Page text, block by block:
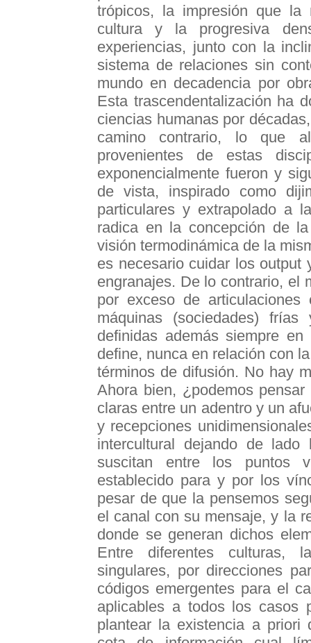
trópicos, la impresión que
cultura y la progresiva
experiencias, junto con la
sistema de relaciones sin
mundo en decadencia por
Esta trascendentalización ha
ciencias humanas por
camino contrario, lo que
provenientes de estas
exponencialmente fueron y
de vista, inspirado como
particulares y extrapolado a
radica en la concepción de
visión termodinámica de la
es necesario cuidar los output
engranajes. De lo contrario, el
por exceso de
máquinas (sociedades)
definidas además siempre
define, nunca en relación con
términos de difusión. No hay
Ahora bien, ¿podemos
claras entre un adentro y un
y recepciones
intercultural dejando de
suscitan entre los puntos
establecido para y por los
pesar de que la pensemos
el canal con su mensaje, y la
donde se generan dichos
Entre diferentes culturas,
singulares, por direcciones
códigos emergentes para el
aplicables a todos los casos
plantear la existencia a priori